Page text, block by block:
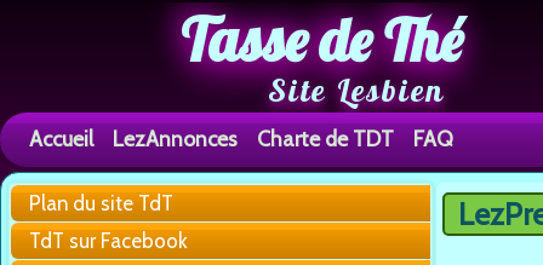
Tasse de Thé
Site Lesbien
Accueil LezAnnonces Charte de TDT FAQ
Plan du site TdT
TdT sur Facebook
Vous